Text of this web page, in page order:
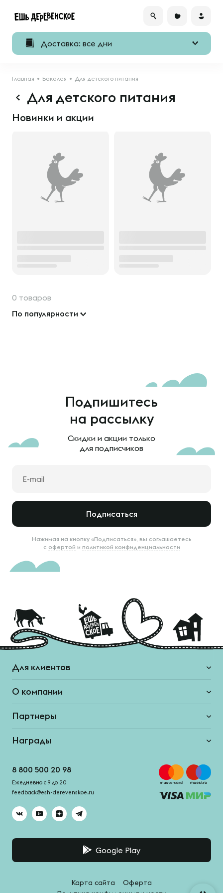
Доставка: все дни
Главная Бакалея Для детского питания
Для детского питания
Новинки и акции
0 товаров
По популярности
Подпишитесь
на рассылку
Скидки и акции только
для подписчиков
Подписаться
Нажимая на кнопку «Подписаться», вы соглашаетесь
с офертой и политикой конфиденциальности
Для клиентов
О компании
Партнеры
Награды
8 800 500 20 98
Ежедневно с 9 до 20
feedback@esh-derevenskoe.ru
Google Play
Карта сайта
Оферта